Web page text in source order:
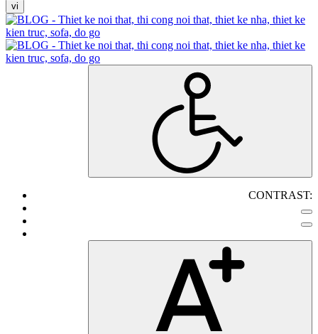
vi
CONTRAST: